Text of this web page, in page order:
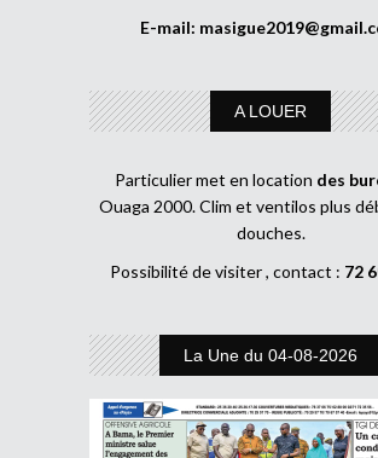
E-mail:
A LOUER
Particulier met en location des
Ouaga 2000. Clim et ventilos plus
douches.
Possibilité de visiter , contact : 72
La Une du 04-08-2026